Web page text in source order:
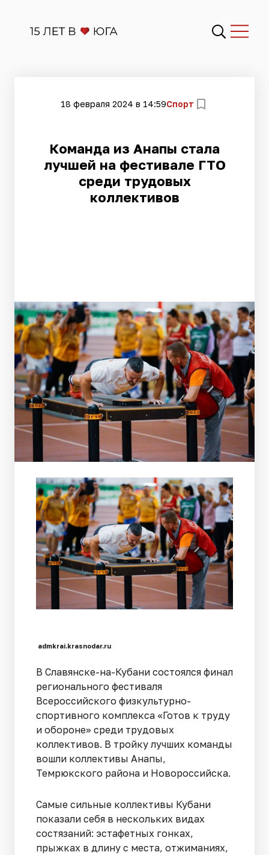
18 февраля 2024 в 14:59Спорт
Команда из Анапы стала
лучшей на фестивале ГТО
среди трудовых
коллективов
admkrai.krasnodar.ru
В Славянске-на-Кубани состоялся финал
регионального фестиваля
Всероссийского физкультурно-
спортивного комплекса «Готов к труду
и обороне» среди трудовых
коллективов. В тройку лучших команды
вошли коллективы Анапы,
Темрюкского района и Новороссийска.
Самые сильные коллективы Кубани
показали себя в нескольких видах
состязаний: эстафетных гонках,
прыжках в длину с места, отжиманиях,